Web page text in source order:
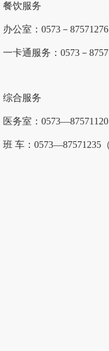
餐饮服务
办公室：0573－
一卡通服务：0573－
综合服务
医务室：
班 车：0573—87571235